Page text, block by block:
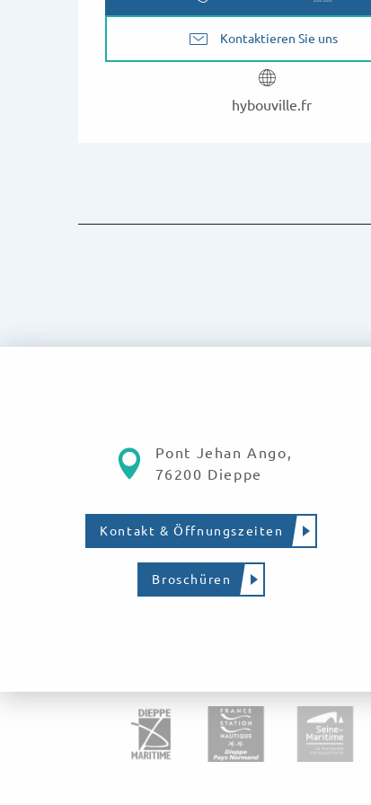
Kontaktieren Sie uns
hybouville.fr
Pont Jehan Ango,
76200 Dieppe
Kontakt & Öffnungszeiten
Broschüren